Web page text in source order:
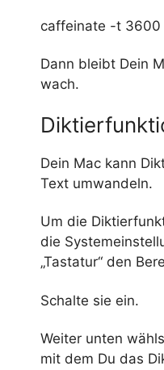
caffeinate -t 3600
Dann bleibt Dein
wach.
Dein Mac kann
Text umwandeln.
Um die
die
„Tastatur“ den
Schalte sie ein.
Weiter unten
mit dem Du das